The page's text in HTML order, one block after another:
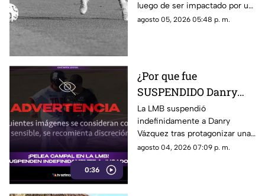
así ocurrió
luego de ser impactado por un
rayo. Conoce los detalles.
agosto 05, 2026 05:48 p. m.
0:36
¿Por que fue
SUSPENDIDO Danry
Vázquez de la LMB?
Filtran video de la
BRUTAL agresión
La LMB suspendió
indefinidamente a Danry
Vázquez tras protagonizar una
pelea campal, en la cual un
agosto 04, 2026 07:09 p. m.